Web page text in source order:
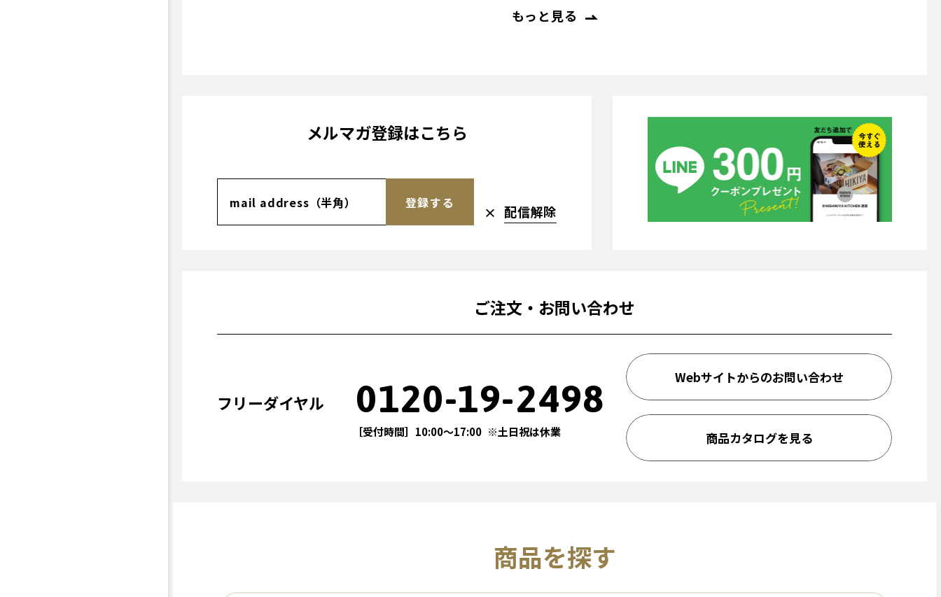
もっと見る
メルマガ登録はこちら
登録する
× 配信解除
ご注文・お問い合わせ
フリーダイヤル 0120-19-2498
［受付時間］10:00〜17:00 ※土日祝は休業
Webサイトからのお問い合わせ
商品カタログを見る
商品を探す